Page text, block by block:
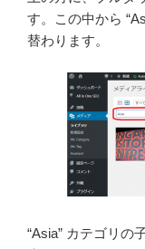
す。この中から
替わります。
“Asia” カテゴリの